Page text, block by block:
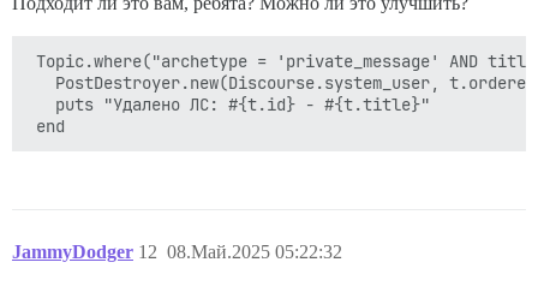
Topic.where("archetype = 'private_message' AND
PostDestroyer.new(Discourse.system_user,
   puts "Удалено ЛС: #{t.id} - #{t.title}"
JammyDodger 08.Май.2025 05:22:32
12